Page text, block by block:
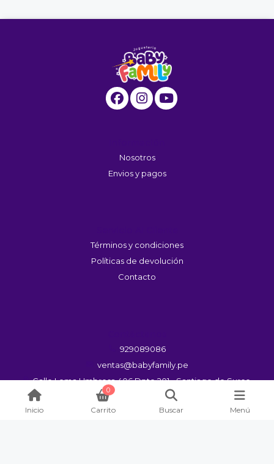
Nosotros
Envios y pagos
Términos y condiciones
Políticas de devolución
Contacto
929089086
ventas@babyfamily.pe
Calle Loma Umbrosa 406 Dpto 201 - Santiago de Surco
Lun a Vie 09:00 a 20:00hrs
Inicio
0
Carrito Buscar Menú